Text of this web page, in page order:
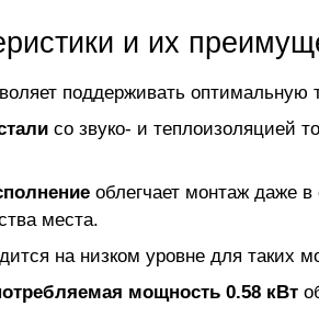
и их
поддерживать оптимальную
со звуко- и теплоизоляцией
облегчает монтаж даже
места.
на низком уровне для таких
мощность 0.58 кВт